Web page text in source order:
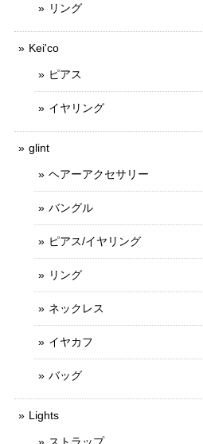
リング
Kei'co
ピアス
イヤリング
glint
ヘアーアクセサリー
バングル
ピアス/イヤリング
リング
ネックレス
イヤカフ
バッグ
Lights